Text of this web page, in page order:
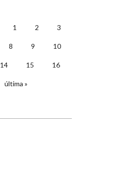
1 2 3
8 9 10
14 15 16
última »